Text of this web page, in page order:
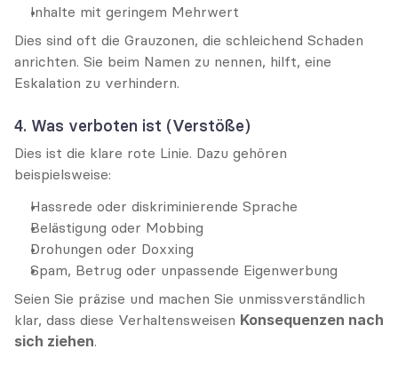
Inhalte mit geringem Mehrwert
Dies sind oft die Grauzonen, die schleichend Schaden
anrichten. Sie beim Namen zu nennen, hilft, eine
Eskalation zu verhindern.
4. Was verboten ist (Verstöße)
Dies ist die klare rote Linie. Dazu gehören
beispielsweise:
Hassrede oder diskriminierende Sprache
Belästigung oder Mobbing
Drohungen oder Doxxing
Spam, Betrug oder unpassende Eigenwerbung
Seien Sie präzise und machen Sie unmissverständlich
klar, dass diese Verhaltensweisen Konsequenzen nach
sich ziehen.